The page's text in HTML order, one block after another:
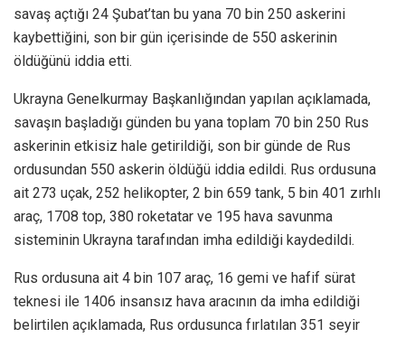
savaş açtığı 24 Şubat’tan bu yana 70 bin 250 askerini
kaybettiğini, son bir gün içerisinde de 550 askerinin
öldüğünü iddia etti.
Ukrayna Genelkurmay Başkanlığından yapılan açıklamada,
savaşın başladığı günden bu yana toplam 70 bin 250 Rus
askerinin etkisiz hale getirildiği, son bir günde de Rus
ordusundan 550 askerin öldüğü iddia edildi. Rus ordusuna
ait 273 uçak, 252 helikopter, 2 bin 659 tank, 5 bin 401 zırhlı
araç, 1708 top, 380 roketatar ve 195 hava savunma
sisteminin Ukrayna tarafından imha edildiği kaydedildi.
Rus ordusuna ait 4 bin 107 araç, 16 gemi ve hafif sürat
teknesi ile 1406 insansız hava aracının da imha edildiği
belirtilen açıklamada, Rus ordusunca fırlatılan 351 seyir